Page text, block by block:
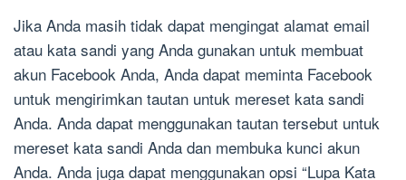
Jika Anda masih tidak dapat mengingat alamat email
atau kata sandi yang Anda gunakan untuk membuat
akun Facebook Anda, Anda dapat meminta Facebook
untuk mengirimkan tautan untuk mereset kata sandi
Anda. Anda dapat menggunakan tautan tersebut untuk
mereset kata sandi Anda dan membuka kunci akun
Anda. Anda juga dapat menggunakan opsi “Lupa Kata